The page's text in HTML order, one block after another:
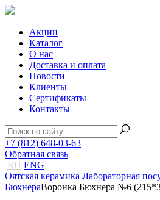
Акции
Каталог
О нас
Доставка и оплата
Новости
Клиенты
Сертификаты
Контакты
+7 (812) 648-03-63
Обратная связь
RU ENG
Оятская керамика Лабораторная
БюхнераВоронка Бюхнера №6